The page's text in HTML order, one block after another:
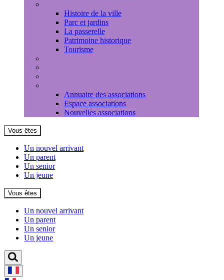
Histoire de la ville
Parc et jardins
La passerelle
Patrimoine historique
Tourisme
Annuaire des associations
Espace associations
Nouvelles associations
Vous êtes
Un nouvel arrivant
Un parent
Un senior
Un jeune
Vous êtes
Un nouvel arrivant
Un parent
Un senior
Un jeune